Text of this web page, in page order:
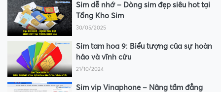
Sim dễ nhớ – Dòng sim đẹp siêu hot tại
Tổng Kho Sim
30/05/2025
Sim tam hoa 9: Biểu tượng của sự hoàn
hảo và vĩnh cửu
21/10/2024
Sim vip Vinaphone – Nâng tầm đẳng